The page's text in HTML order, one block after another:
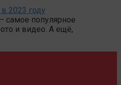
2023 году
самое популярное
и видео. А ещё,